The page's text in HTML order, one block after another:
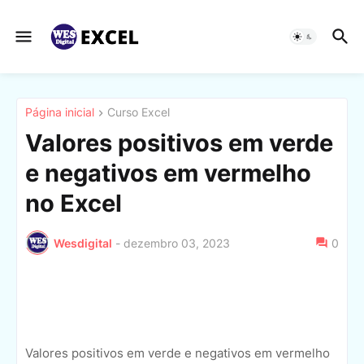
Página inicial Curso Excel
Valores positivos em verde
e negativos em vermelho
no Excel
Wesdigital - dezembro 03, 2023 0
Valores positivos em verde e negativos em vermelho